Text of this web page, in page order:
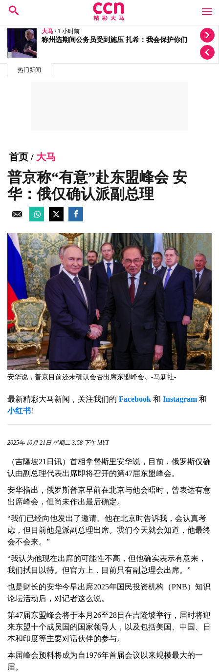
热门新闻
大马 / 3 小时前
甲州国阵将捍卫原有21席 扎希：不会让席给其他政党
首页 / 大马
普京称“有意”赴东盟峰会 安
华：俄仅确认派副总理
安华说，普京目前还未确认会否出席东盟峰会。-马新社-
最新精彩大马新闻，关注我们的 Facebook 和 Instagram 和
小红书!
2025年 10月 21日 星期二 3:58 下午 MYT
（吉隆坡21日讯）首相拿督斯里安华说，目前，俄罗斯仅确
认由副总理代表出席即将召开的第47届东盟峰会。
安华指出，俄罗斯普京早前在北京与他会晤时，曾表达有意
出席峰会，但尚未作出最后确定。
“我们已经向他发出了邀请。他在北京时告诉我，会认真考
虑，但目前他是派副总理出席。我们今天就会知道，他最终
会不会来。”
“我认为他现在出席的可能性不高，但他确实表示有意来，
我们拭目以待。但官方上，目前只有副总理会出席。”
也是财长的安华今早出席2025年国民投资机构（PNB）知识
论坛活动后，对记者这么说。
第47届东盟峰会将于本月26至28日在吉隆坡举行，届时将迎
来东盟十个成员国的国家领导人，以及包括美国、中国、日
本和印度等主要对话伙伴的参与。
本届峰会预料将成为自1976年首届会议以来规模最大的一
届。